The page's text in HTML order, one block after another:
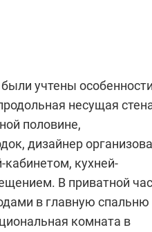
учтены
несущая
половине,
дизайнер
кухней-
В приватной
в главную спальню
комната в